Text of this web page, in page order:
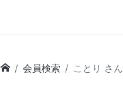
会員検索 ことり さん